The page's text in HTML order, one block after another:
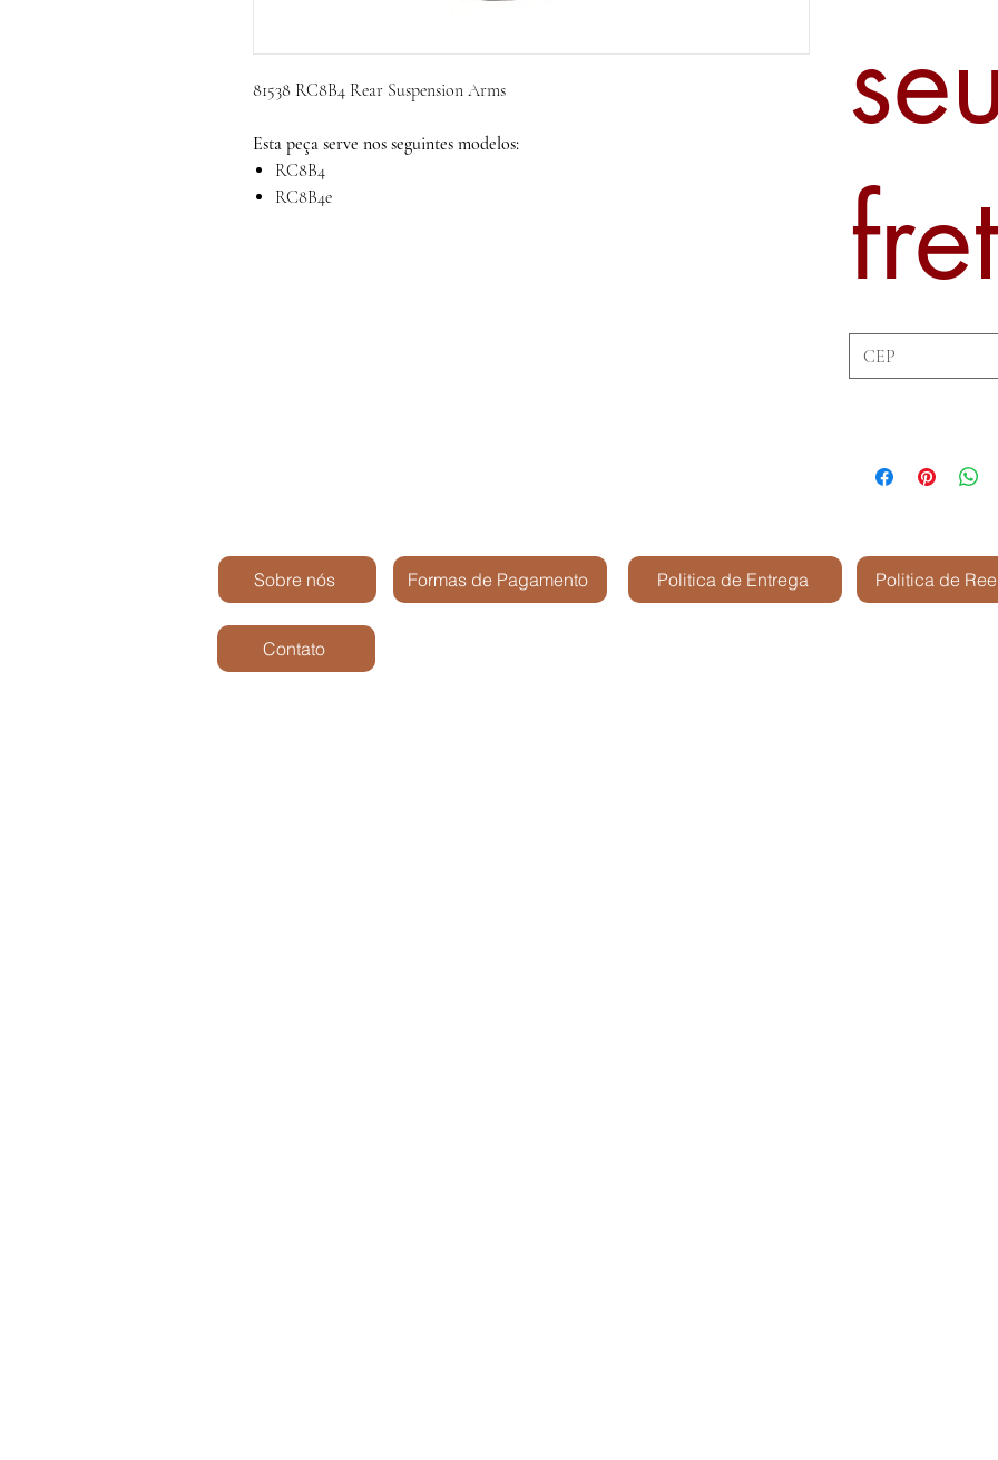
81538 RC8B4 Rear Suspension Arms
Esta peça serve nos seguintes modelos:
RC8B4
RC8B4e
Sobre nós
Contato
Formas de Pagamento Politica de Entrega Politica de